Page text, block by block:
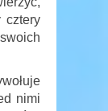
cztery
nimi